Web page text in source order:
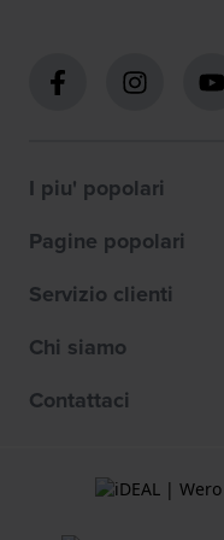
I piu' popolari
Pagine popolari
Servizio clienti
Chi siamo
Contattaci